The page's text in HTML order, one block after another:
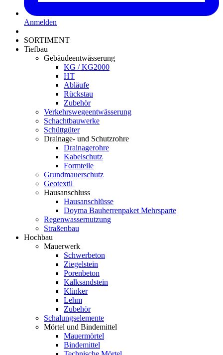
Anmelden
SORTIMENT
Tiefbau
Gebäudeentwässerung
KG / KG2000
HT
Abläufe
Rückstau
Zubehör
Verkehrswegeentwässerung
Schachtbauwerke
Schüttgüter
Drainage- und Schutzrohre
Drainagerohre
Kabelschutz
Formteile
Grundmauerschutz
Geotextil
Hausanschluss
Hausanschlüsse
Doyma Bauherrenpaket Mehrsparte
Regenwassernutzung
Straßenbau
Hochbau
Mauerwerk
Schwerbeton
Ziegelstein
Porenbeton
Kalksandstein
Klinker
Lehm
Zubehör
Schalungselemente
Mörtel und Bindemittel
Mauermörtel
Bindemittel